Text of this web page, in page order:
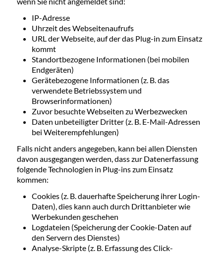
IP-Adresse
Uhrzeit des Webseitenaufrufs
URL der Webseite, auf der das Plug-in zum Einsatz
kommt
Standortbezogene Informationen (bei mobilen
Endgeräten)
Gerätebezogene Informationen (z. B. das
verwendete Betriebssystem und
Browserinformationen)
Zuvor besuchte Webseiten zu Werbezwecken
Daten unbeteiligter Dritter (z. B. E-Mail-Adressen
bei Weiterempfehlungen)
Falls nicht anders angegeben, kann bei allen Diensten
davon ausgegangen werden, dass zur Datenerfassung
folgende Technologien in Plug-ins zum Einsatz
kommen:
Cookies (z. B. dauerhafte Speicherung ihrer Login-
Daten), dies kann auch durch Drittanbieter wie
Werbekunden geschehen
Logdateien (Speicherung der Cookie-Daten auf
den Servern des Dienstes)
Analyse-Skripte (z. B. Erfassung des Click-